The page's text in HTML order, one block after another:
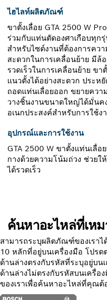
ไฮไลท์ผลิตภัณฑ์
ขาตั้งเลื่อย GTA 2500 W
ร่วมกับแท่นตัดองศาเกือบทุก
สำหรับไซต์งานที่ต้องการคว
สะดวกในการเคลื่อนย้าย มีล้
รวดเร็วในการเคลื่อนย้าย ข
แนวตั้งได้อย่างสะดวก ประห
ถอดแท่นเลื่อยออก ขยายควา
วางชิ้นงานขนาดใหญ่ได้มั่นค
อเนกประสงค์สำหรับการใช้ง
อุปกรณ์และการใช้งาน
GTA 2500 W ขาตั้งแท่นเลื่
กางด้วยความโน้มถ่วง ช่วยใ
ได้รวดเร็ว
ค้นหาอะไหล่ที่เห
สามารถระบุผลิตภัณฑ์ของเราไ
10 หลักที่อยู่บนเครื่องมือ โปร
ด้านล่างตรงกับรหัสที่ระบุอยู่บ
ด้านล่างไม่ตรงกับรหัสบนเครื่อ
ของเราเพื่อค้นหาอะไหล่ที่คุณต้